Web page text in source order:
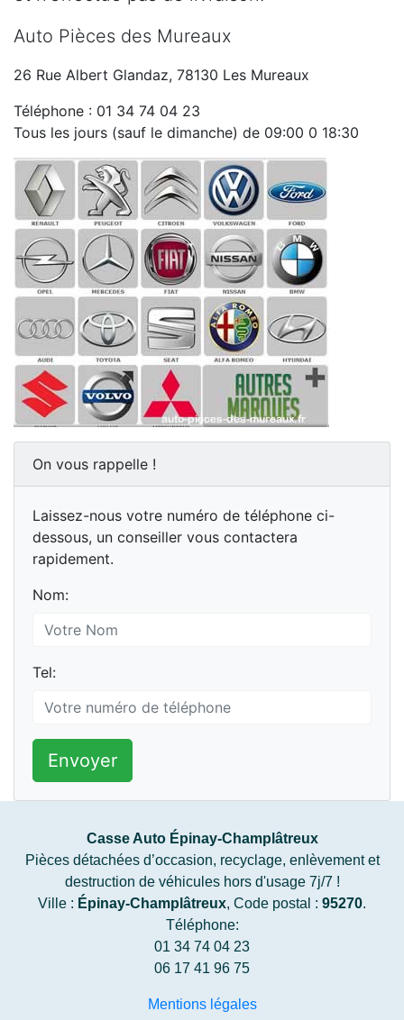
Auto Pièces des Mureaux
26 Rue Albert Glandaz, 78130 Les Mureaux
Téléphone : 01 34 74 04 23
Tous les jours (sauf le dimanche) de 09:00 0 18:30
On vous rappelle !
Laissez-nous votre numéro de téléphone ci-
dessous, un conseiller vous contactera
rapidement.
Nom:
Tel:
Envoyer
Casse Auto Épinay-Champlâtreux
Pièces détachées d’occasion, recyclage, enlèvement et
destruction de véhicules hors d'usage 7j/7 !
Ville : Épinay-Champlâtreux, Code postal : 95270.
Téléphone:
01 34 74 04 23
06 17 41 96 75
Mentions légales